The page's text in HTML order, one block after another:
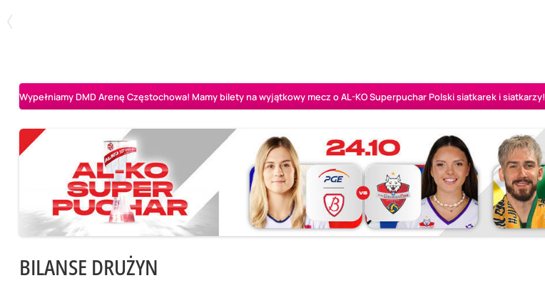
Wypełniamy DMD Arenę Częstochowa! Mamy bilety na wyjątkowy mecz o AL-KO Superpuchar Polski siatkarek i siatkarzy!
BILANSE DRUŻYN